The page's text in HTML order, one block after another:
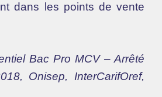
dans les points de vente
Bac Pro MCV – Arrêté
Onisep, InterCarifOref,